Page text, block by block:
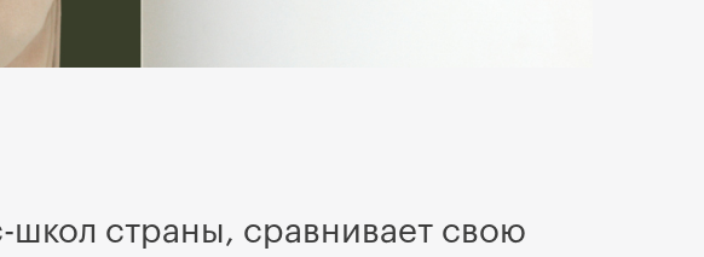
страны, сравнивает свою